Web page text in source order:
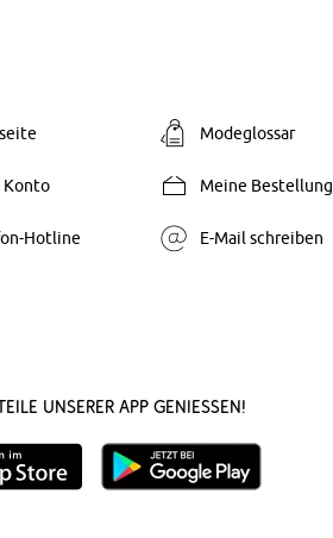
Modeglossar
Konto Meine Bestellung
Hotline E-Mail schreiben
unserer App genießen!